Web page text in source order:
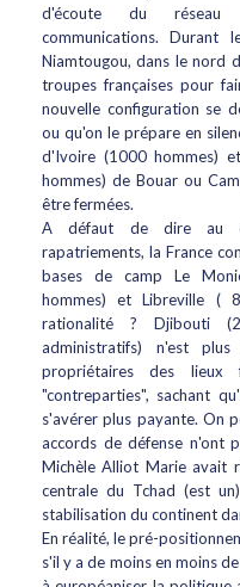
d'écoute du réseau
communications.
Niamtougou, dans le nord
troupes françaises pour
nouvelle configuration se
ou qu'on le prépare en
d'Ivoire (1000 hommes)
hommes) de Bouar ou
être fermées.
A défaut de dire au
rapatriements, la France
bases de camp Le
hommes) et Libreville (
rationalité ? Djibouti
administratifs) n'est
propriétaires des
"contreparties", sachant
s'avérer plus payante. On
accords de défense n'ont
Michèle Alliot Marie avait
centrale du Tchad (est
stabilisation du continent
En réalité, le pré-
s'il y a de moins en moins